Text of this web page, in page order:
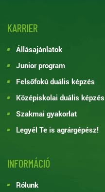
KARRIER
Állásajánlatok
Junior program
Felsőfokú duális képzés
Középiskolai duális képzés
Szakmai gyakorlat
Legyél Te is agrárgépész!
INFORMÁCIÓ
Rólunk